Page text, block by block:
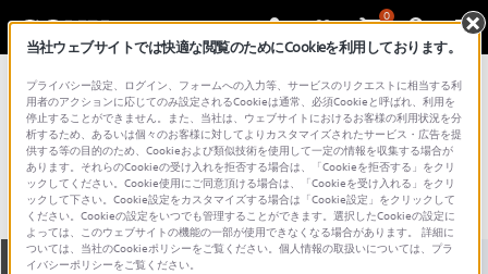
0
総合サポート・お問い合わせ プロフェッショナル／業務用
FLB73GC
全て ダウンロード 取扱説明書 Q&A
当社ウェブサイトでは快適な閲覧のためにCookieを利用しております。
プライバシー設定、ログイン、フォームへの入力等、サービスのリクエストに相当する利
用者のアクションに応じてのみ設定されるCookieは通常、必須Cookieと呼ばれ、利用を
停止することができません。また、当社は、ウェブサイトにおけるお客様の利用状況を分
析するため、あるいは個々のお客様に対してよりカスタマイズされたサービス・広告を提
供する等の目的のため、Cookieおよび類似技術を使用して一定の情報を収集する場合が
あります。それらのCookieの受け入れを拒否する場合は、「Cookieを拒否する」をクリ
ックしてください。Cookie使用にご同意頂ける場合は、「Cookieを受け入れる」をクリ
ックして下さい。Cookie設定をカスタマイズする場合は「Cookie設定」をクリックして
ください。Cookieの設定をいつでも管理することができます。選択したCookieの設定に
よっては、このウェブサイトの機能の一部が使用できなくなる場合があります。 詳細に
ついては、当社のCookieポリシーをご覧ください。個人情報の取扱いについては、プラ
イバシーポリシーをご覧ください。